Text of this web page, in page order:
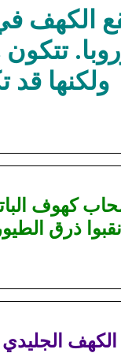
الكهف
ولكنها
كهوف
ذرق
الكهف